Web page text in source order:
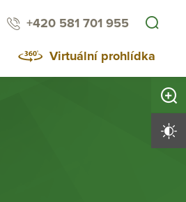
+420 581 701 955
Virtuální prohlídka